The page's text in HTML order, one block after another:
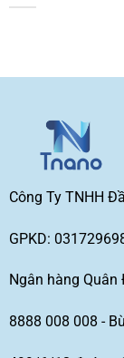
Công Ty TNHH
GPKD:
Ngân hàng
8888 008 008 -